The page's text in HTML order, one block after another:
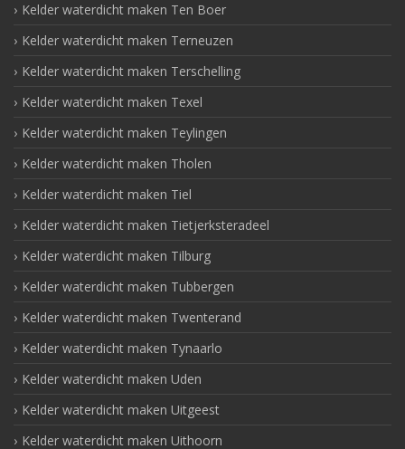
Kelder waterdicht maken Ten Boer
Kelder waterdicht maken Terneuzen
Kelder waterdicht maken Terschelling
Kelder waterdicht maken Texel
Kelder waterdicht maken Teylingen
Kelder waterdicht maken Tholen
Kelder waterdicht maken Tiel
Kelder waterdicht maken Tietjerksteradeel
Kelder waterdicht maken Tilburg
Kelder waterdicht maken Tubbergen
Kelder waterdicht maken Twenterand
Kelder waterdicht maken Tynaarlo
Kelder waterdicht maken Uden
Kelder waterdicht maken Uitgeest
Kelder waterdicht maken Uithoorn